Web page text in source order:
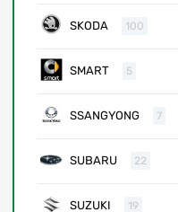
SKODA 100
SMART 5
SSANGYONG 7
SUBARU 22
SUZUKI 19